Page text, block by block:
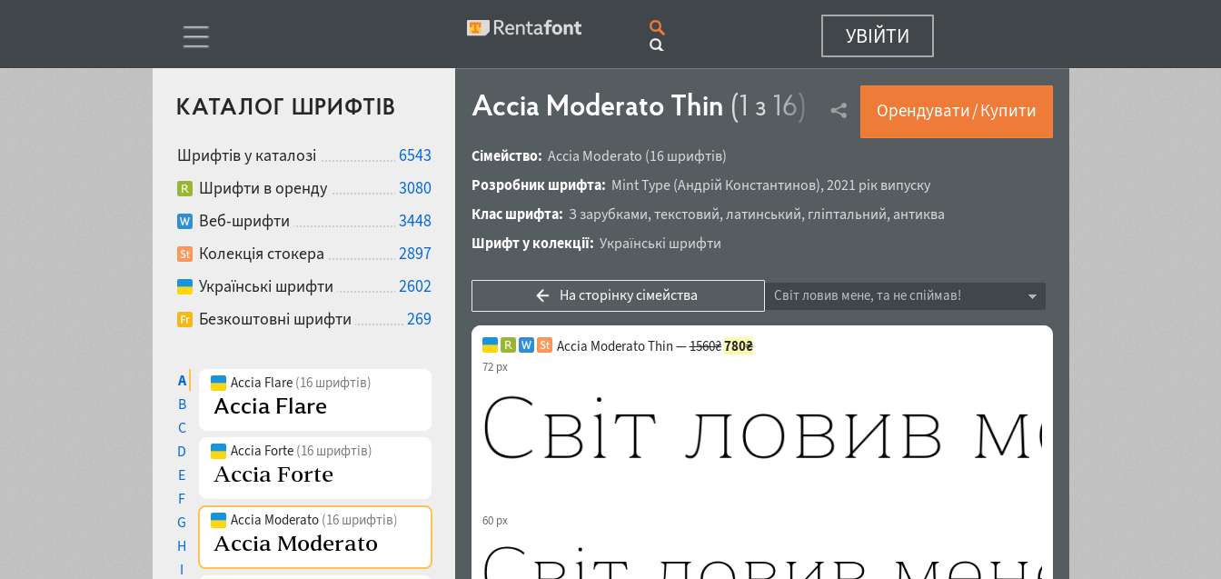
УВІЙТИ
КАТАЛОГ ШРИФТІВ
Шрифтів у каталозі
6543
Шрифти в оренду
3080
Веб-шрифти
3448
Колекція стокера
2897
Українські шрифти
2602
Безкоштовні шрифти
269
A
B
C
D
E
F
G
H
I
Accia Flare (16 шрифтів)
Accia Forte (16 шрифтів)
Accia Moderato (16 шрифтів)
Accia Moderato Thin (1 з 16) Орендувати / Купити
Сімейство: Accia Moderato (16 шрифтів)
Розробник шрифта: Mint Type(Андрій Константинов), 2021 рік випуску
Клас шрифта: З зарубками, текстовий, латинський, гліптальний, антиква
Шрифт у колекції: Українські шрифти
На сторінку сімейства Світ ловив мене, та не спіймав!
Accia Moderato Thin —1560₴780₴
72 px
60 px